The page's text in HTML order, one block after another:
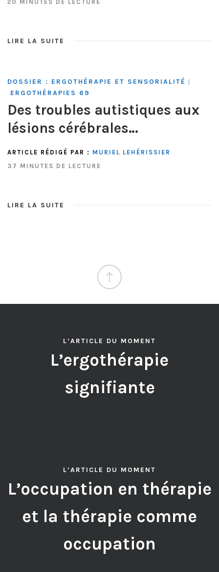
20 MINUTES DE LECTURE
LIRE LA SUITE
DOSSIER : ERGOTHÉRAPIE ET SENSORIALITÉ |
ERGOTHÉRAPIES 69
Des troubles autistiques aux
lésions cérébrales…
ARTICLE RÉDIGÉ PAR : MURIEL LEHÉRISSIER
37 MINUTES DE LECTURE
LIRE LA SUITE
L’ARTICLE DU MOMENT
L’ergothérapie
signifiante
L’ARTICLE DU MOMENT
L’occupation en thérapie
et la thérapie comme
occupation